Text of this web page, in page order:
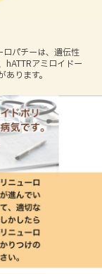
パチーは、遺伝性
hATTRアミロイドー
ります。